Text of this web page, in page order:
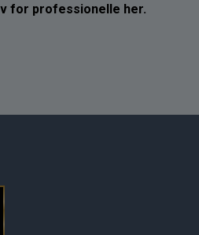
for professionelle her.